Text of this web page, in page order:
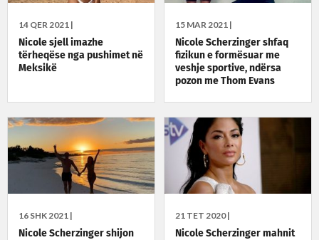
14 QER 2021 |
Nicole sjell imazhe
tërheqëse nga pushimet në
Meksikë
15 MAR 2021 |
Nicole Scherzinger shfaq
fizikun e formësuar me
veshje sportive, ndërsa
pozon me Thom Evans
16 SHK 2021 |
Nicole Scherzinger shijon
21 TET 2020 |
Nicole Scherzinger mahnit